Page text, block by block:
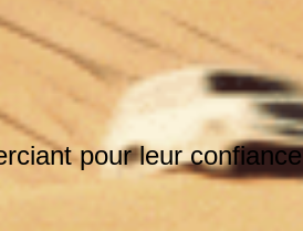
pour leur confiance